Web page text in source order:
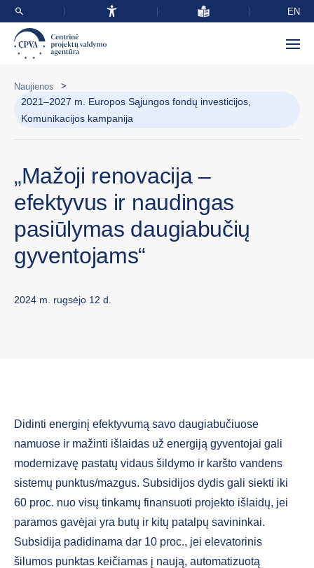
EN
Naujienos >
2021–2027 m. Europos Sąjungos fondų investicijos,
Komunikacijos kampanija
„Mažoji renovacija –
efektyvus ir naudingas
pasiūlymas daugiabučių
gyventojams“
2024 m. rugsėjo 12 d.
Didinti energinį efektyvumą savo daugiabučiuose
namuose ir mažinti išlaidas už energiją gyventojai gali
modernizavę pastatų vidaus šildymo ir karšto vandens
sistemų punktus/mazgus. Subsidijos dydis gali siekti iki
60 proc. nuo visų tinkamų finansuoti projekto išlaidų, jei
paramos gavėjai yra butų ir kitų patalpų savininkai.
Subsidija padidinama dar 10 proc., jei elevatorinis
šilumos punktas keičiamas į naują, automatizuotą